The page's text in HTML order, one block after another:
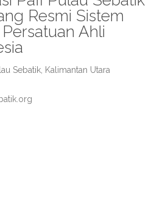
Resmi Sistem
Ahli
Sebatik, Kalimantan Utara